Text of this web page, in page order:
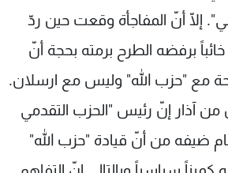
إلّا أنّ المفاجأة وقعت حين ردّ
برفضه الطرح برمته بحجة أنّ
مع "حزب الله" وليس مع ارسلان.
آذار إنّ رئيس "الحزب التقدمي
ضيفه من أنّ قيادة "حزب الله"